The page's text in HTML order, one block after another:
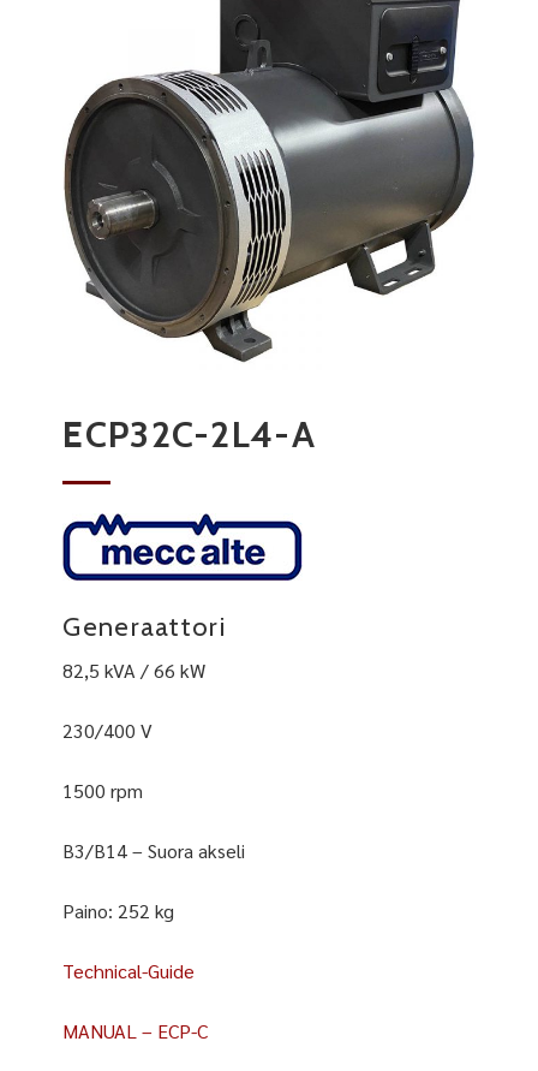
ECP32C-2L4-A
Generaattori
82,5 kVA / 66 kW
230/400 V
1500 rpm
B3/B14 – Suora akseli
Paino: 252 kg
Technical-Guide
MANUAL – ECP-C